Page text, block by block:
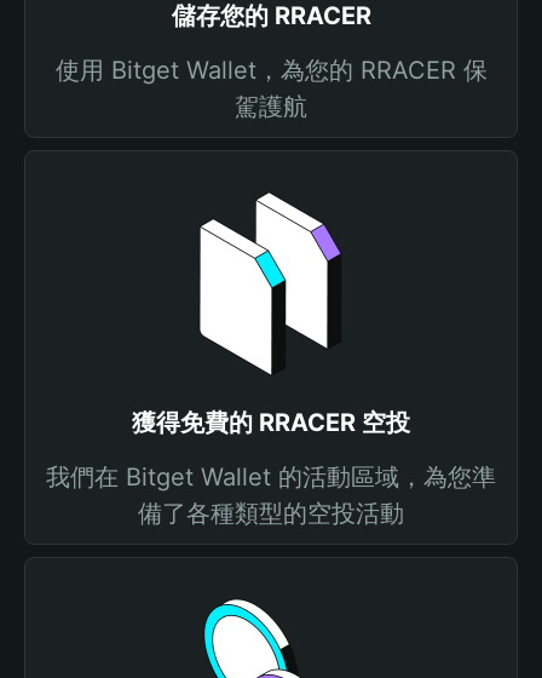
儲存您的 RRACER
使用 Bitget Wallet，為您的 RRACER 保
駕護航
獲得免費的 RRACER 空投
我們在 Bitget Wallet 的活動區域，為您準
備了各種類型的空投活動